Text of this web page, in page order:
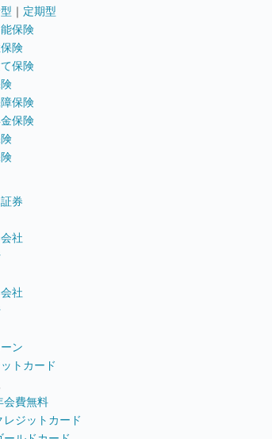
｜ 定期型
保険
険
保険
保険
保険
券
社
社
ン
トカード
会費無料
レジットカード